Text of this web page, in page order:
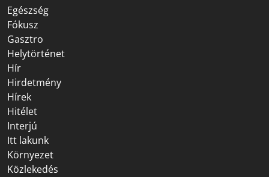
Egészség
Fókusz
Gasztro
Helytörténet
Hír
Hirdetmény
Hírek
Hitélet
Interjú
Itt lakunk
Környezet
Közlekedés